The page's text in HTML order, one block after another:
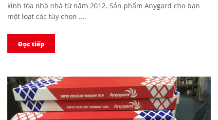
kính tòa nhà nhà từ năm 2012. Sản phẩm Anygard cho bạn
một loạt các tùy chọn ….
Đọc tiếp